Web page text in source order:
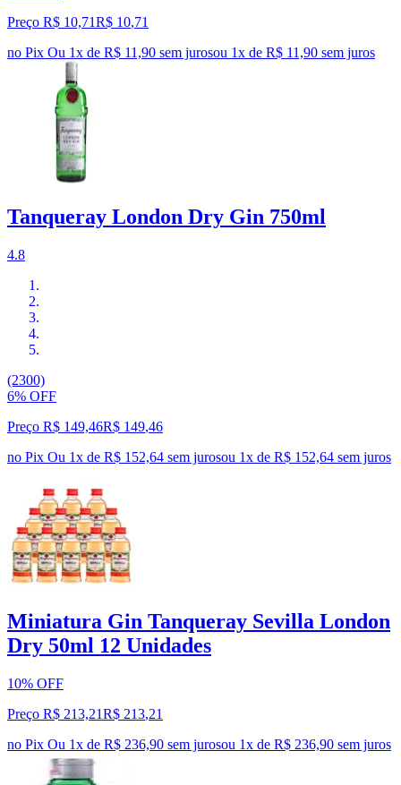
Preço R$ 10,71R$ 10,71
no Pix Ou 1x de R$ 11,90 sem jurosou 1x de R$ 11,90 sem juros
Tanqueray London Dry Gin 750ml
4.8
(2300)
6% OFF
Preço R$ 149,46R$ 149,46
no Pix Ou 1x de R$ 152,64 sem jurosou 1x de R$ 152,64 sem juros
Miniatura Gin Tanqueray Sevilla London
Dry 50ml 12 Unidades
10% OFF
Preço R$ 213,21R$ 213,21
no Pix Ou 1x de R$ 236,90 sem jurosou 1x de R$ 236,90 sem juros